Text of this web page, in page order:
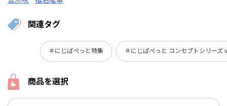
関連タグ
＃にじぱぺっと特集 ＃にじぱぺっと コンセプトシリーズ
商品を選択